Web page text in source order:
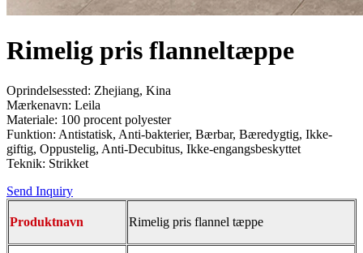
Rimelig pris flanneltæppe
Oprindelsessted: Zhejiang, Kina
Mærkenavn: Leila
Materiale: 100 procent polyester
Funktion: Antistatisk, Anti-bakterier, Bærbar, Bæredygtig, Ikke-
giftig, Oppustelig, Anti-Decubitus, Ikke-engangsbeskyttet
Teknik: Strikket
Send Inquiry
Produktnavn Rimelig pris flannel tæppe